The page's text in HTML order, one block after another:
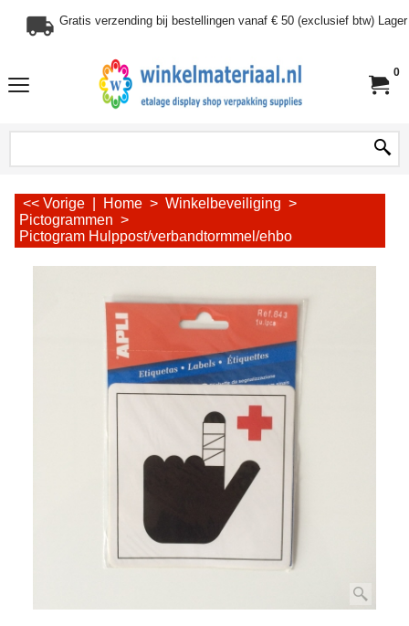
Gratis verzending bij bestellingen vanaf € 50 (exclusief btw)
0
<< Vorige Home > Winkelbeveiliging >
Pictogrammen >
Pictogram Hulppost/verbandtormmel/ehbo